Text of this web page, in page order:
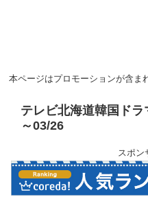
本ページはプロモーションが含ま
テレビ北海道韓国ド
～03/26
スポン